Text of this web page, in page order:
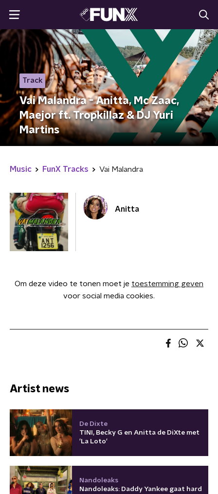
Track
Vai Malandra - Anitta, Mc Zaac,
Maejor ft. Tropkillaz & DJ Yuri
Martins
Music FunX Tracks Vai Malandra
Anitta
Om deze video te tonen moet je toestemming geven
voor social media cookies.
Artist news
De Dixte
TINI, Becky G en Anitta de DiXte met
'La Loto'
Nandoleaks
Nandoleaks: Daddy Yankee gaat hard